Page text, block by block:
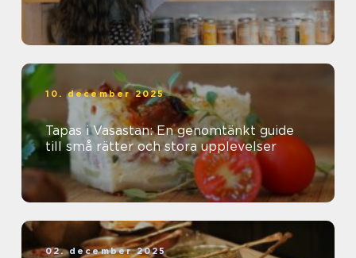
10. december 2025
Tapas i Vasastan: En genomtänkt guide
till små rätter och stora upplevelser
02. december 2025